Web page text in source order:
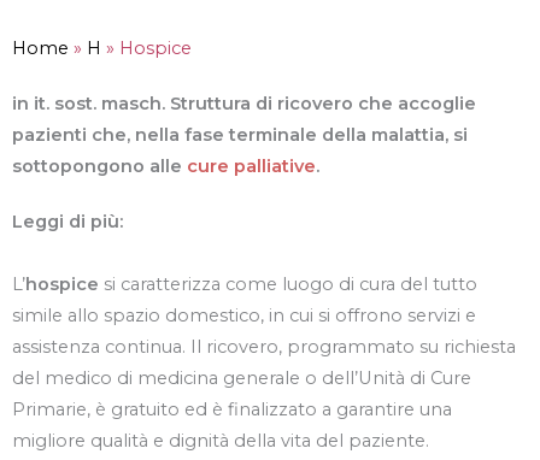
Home » H » Hospice
in it. sost. masch. Struttura di ricovero che accoglie
pazienti che, nella fase terminale della malattia, si
sottopongono alle cure palliative.
Leggi di più:
L’hospice si caratterizza come luogo di cura del tutto
simile allo spazio domestico, in cui si offrono servizi e
assistenza continua. Il ricovero, programmato su richiesta
del medico di medicina generale o dell’Unità di Cure
Primarie, è gratuito ed è finalizzato a garantire una
migliore qualità e dignità della vita del paziente.